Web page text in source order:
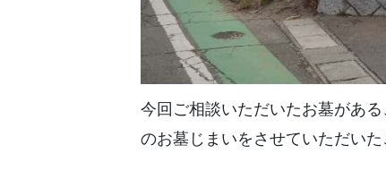
今回ご相談いただいたお墓があ
のお墓じまいをさせていただい